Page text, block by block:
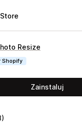
Resize
Shopify
Zainstaluj